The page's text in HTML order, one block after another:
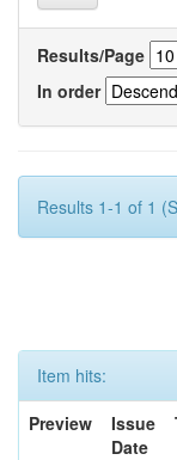
Results/Page
In order
Results 1-1 of 1
Item hits:
Preview
Issue
Date